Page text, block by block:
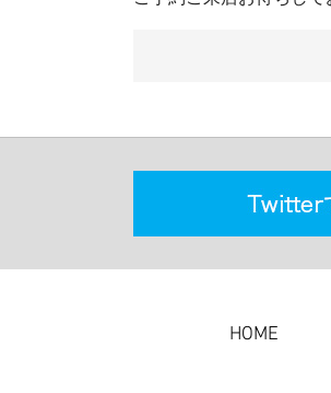
HOME